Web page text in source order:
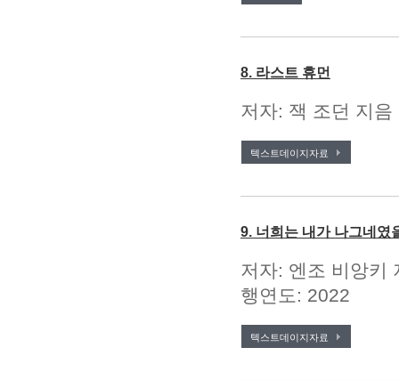
8. 라스트 휴먼
저자: 잭 조던 지
텍스트데이지자료
9. 너희는 내가 나그네였
저자: 엔조 비앙키
행연도: 2022
텍스트데이지자료